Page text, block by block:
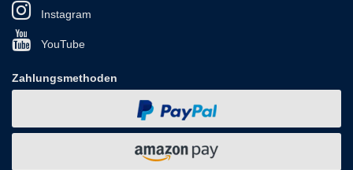
Instagram
YouTube
Zahlungsmethoden